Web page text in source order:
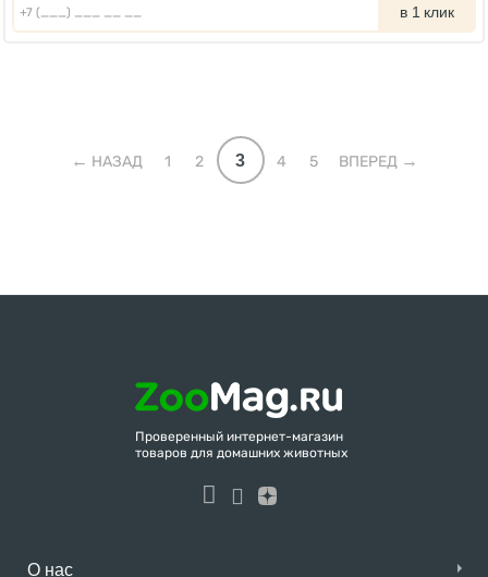
в 1 клик
НАЗАД 1 2 3 4 5 ВПЕРЕД
Проверенный интернет-магазин
товаров для домашних животных
О нас